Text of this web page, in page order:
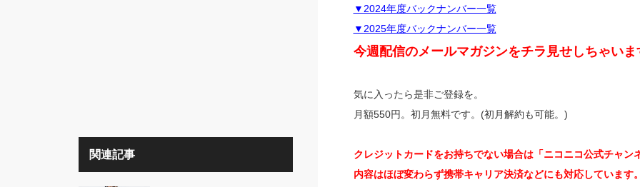
▼2024年度バックナンバー一覧
▼2025年度バックナンバー一覧
今週配信のメールマガジンをチラ見せしちゃいま
気に入ったら是非ご登録を。
月額550円。初月無料です。(初月解約も可能。)
クレジットカードをお持ちでない場合は「ニコニコ公式チャ
内容はほぼ変わらず携帯キャリア決済などにも対応しています
関連記事